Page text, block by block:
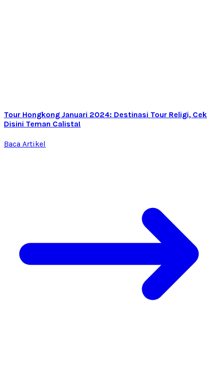
Tour Hongkong Januari 2024: Destinasi Tour Religi, Cek
Disini Teman Calista!
Baca Artikel